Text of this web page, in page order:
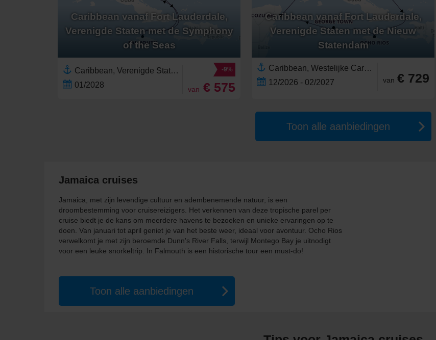
Caribbean vanaf Fort Lauderdale,
Verenigde Staten met de Symphony
of the Seas
Caribbean, Verenigde Staten,Florida,Noord-Amerika,Bahama's,Jamaica,Westelijke Caraïben
01/2028
-9%
van € 575
Caribbean vanaf Fort Lauderdale,
Verenigde Staten met de Nieuw
Statendam
Caribbean, Westelijke Caraïben,Noord-Amerika,Verenigde Staten,Mexico,Bahama's,Yucatán,Jamaica,Riviera Maya,Florida,Kaaimaneilanden
12/2026 - 02/2027
van € 729
Toon alle aanbiedingen
Jamaica cruises
Jamaica, met zijn levendige cultuur en adembenemende natuur, is een
droombestemming voor cruisereizigers. Het verkennen van deze tropische parel per
cruise biedt je de kans om meerdere havens te bezoeken en unieke ervaringen op te
doen. Van januari tot april geniet je van het beste weer, ideaal voor avontuur. Ocho Rios
verwelkomt je met zijn beroemde Dunn's River Falls, terwijl Montego Bay je uitnodigt
voor een leuke snorkeltrip. In Falmouth is een historische tour een must-do!
Toon alle aanbiedingen